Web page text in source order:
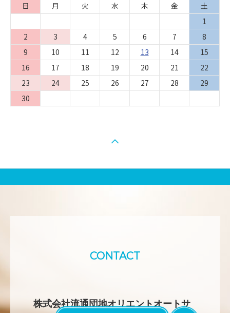
日 月 火 水 木 金
土
1
2
3 4 5 6 7
8
9
10 11 12 13 14
15
16
17 18 19 20 21
22
23
24 25 26 27 28
29
30
CONTACT
株式会社流通団地オリエントオートサ